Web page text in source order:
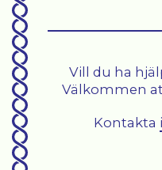
Vill du ha
Välkommen
Kontakta